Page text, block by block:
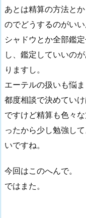
あとは精算の方法と
のでどうするのがいい
シャドウとか全部鑑
し、鑑定していいの
りますし。
エーテルの扱いも悩ま
都度相談で決めてい
ですけど精算も色々
ったから少し勉強し
いですね。
今回はこのへんで。
ではまた。